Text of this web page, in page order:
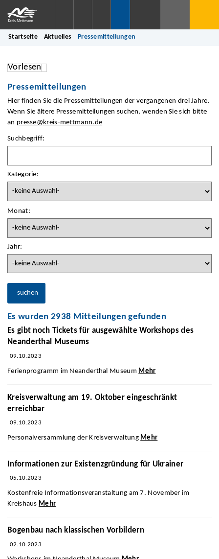
Startseite Aktuelles Pressemitteilungen
Vorlesen
Pressemitteilungen
Hier finden Sie die Pressemitteilungen der vergangenen drei Jahre.
Wenn Sie ältere Pressemitteilungen suchen, wenden Sie sich bitte
an presse@kreis-mettmann.de
Suchbegriff:
Kategorie:
Monat:
Jahr:
suchen
Es wurden 2938 Mitteilungen gefunden
Es gibt noch Tickets für ausgewählte Workshops des
Neanderthal Museums
09.10.2023
Ferienprogramm im Neanderthal Museum Mehr
Kreisverwaltung am 19. Oktober eingeschränkt
erreichbar
09.10.2023
Personalversammlung der Kreisverwaltung Mehr
Informationen zur Existenzgründung für Ukrainer
05.10.2023
Kostenfreie Informationsveranstaltung am 7. November im
Kreishaus Mehr
Bogenbau nach klassischen Vorbildern
02.10.2023